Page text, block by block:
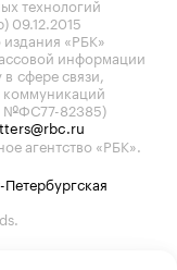
технологий
09.12.2015
«РБК»
информации
сфере связи,
№ФС77-82385)
агентство «РБК».